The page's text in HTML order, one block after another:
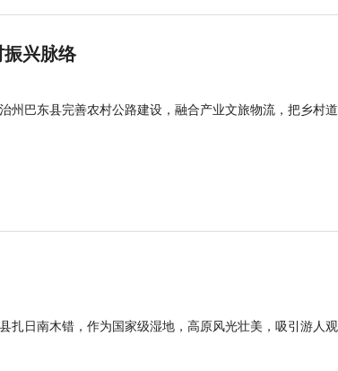
兴脉络
州巴东县完善农村公路建设，融合产业文旅物流，把乡村
扎日南木错，作为国家级湿地，高原风光壮美，吸引游人观